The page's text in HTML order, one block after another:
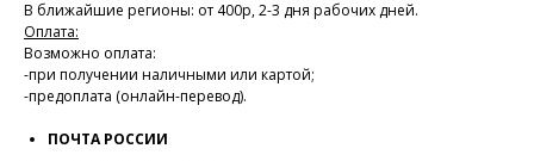
В ближайшие регионы: от 400р, 2-3 дня рабочих дней.
Оплата:
Возможно оплата:
-при получении наличными или картой;
-предоплата (онлайн-перевод).
ПОЧТА РОССИИ